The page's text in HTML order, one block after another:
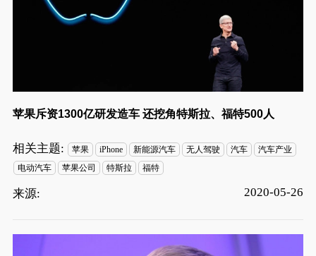
苹果斥资1300亿研发造车 还挖角特斯拉、福特500人
相关主题: 苹果 iPhone 新能源汽车 无人驾驶 汽车
汽车产业
电动汽车
苹果公司 特斯拉 福特
来源: 2020-05-26